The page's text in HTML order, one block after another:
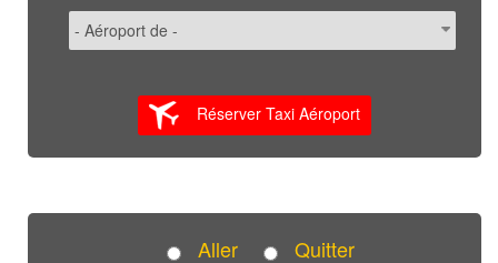
Réserver Taxi Aéroport
Aller Quitter